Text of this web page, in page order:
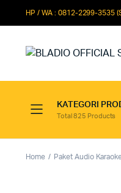
HP / WA : 0812-2299-3535
KATEGORI
Total 825 Products
Home Paket Audio